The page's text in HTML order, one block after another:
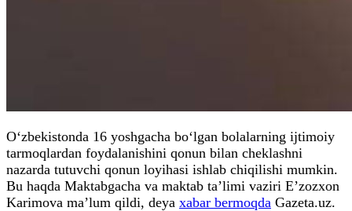
O‘zbekistonda 16 yoshgacha bo‘lgan bolalarning ijtimoiy
tarmoqlardan foydalanishini qonun bilan cheklashni
nazarda tutuvchi qonun loyihasi ishlab chiqilishi mumkin.
Bu haqda Maktabgacha va maktab ta’limi vaziri E’zozxon
Karimova ma’lum qildi, deya xabar bermoqda Gazeta.uz.